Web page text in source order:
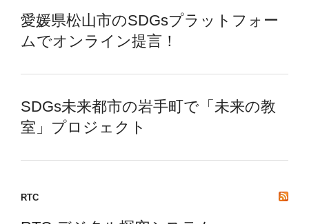
愛媛県松山市のSDGsプラットフォー
ムでオンライン提言！
SDGs未来都市の岩手町で「未来の教
室」プロジェクト
RTC